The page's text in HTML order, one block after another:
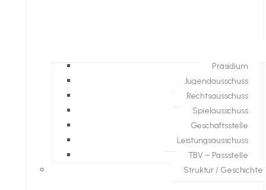
Präsidium
Jugendausschuss
Rechtsausschuss
Spielausschuss
Geschäftsstelle
Leistungsausschuss
TBV – Passstelle
Struktur / Geschichte